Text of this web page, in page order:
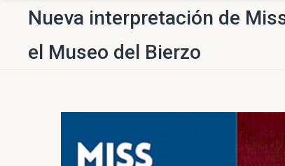
Nueva interpretación de
el Museo del Bierzo